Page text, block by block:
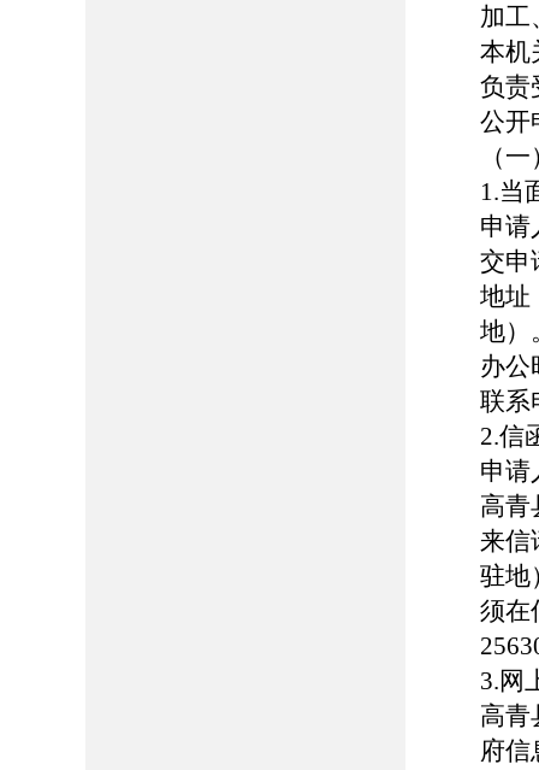
加工
本机
负责
公开
（
1.当
申请
交申
地址
地）
办公
联系
2.信
申请
高青
来信
驻地
须在
3.网
高青
府信